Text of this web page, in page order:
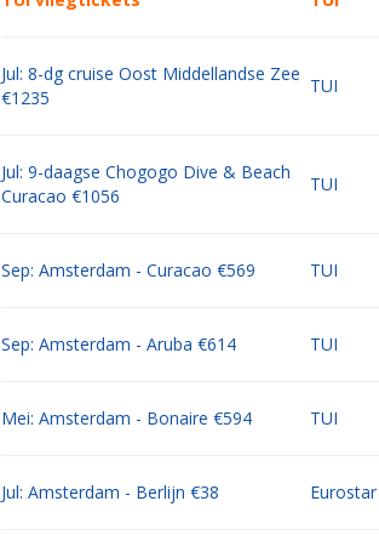
Jul: 8-dg cruise Oost Middellandse Zee
€1235
TUI
Jul: 9-daagse Chogogo Dive & Beach
Curacao €1056
TUI
Sep: Amsterdam - Curacao €569 TUI
Sep: Amsterdam - Aruba €614 TUI
Mei: Amsterdam - Bonaire €594 TUI
Jul: Amsterdam - Berlijn €38 Eurostar